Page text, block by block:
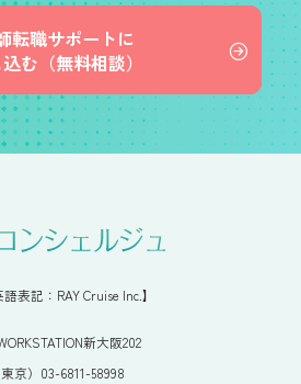
転職サポートに
む（無料相談）
表記：RAY Cruise Inc.】
新大阪202
京）03-6811-58998